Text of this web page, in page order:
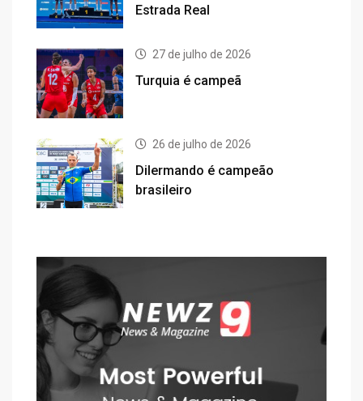
Estrada Real
27 de julho de 2026
Turquia é campeã
26 de julho de 2026
Dilermando é campeão
brasileiro